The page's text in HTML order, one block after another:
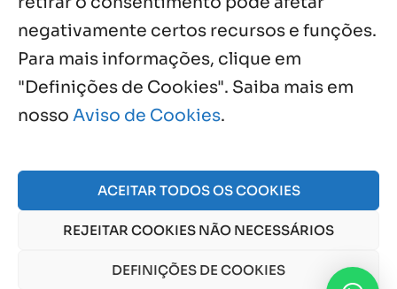
negativamente certos recursos e funções.
Para mais informações, clique em
"Definições de Cookies". Saiba mais em
nosso Aviso de Cookies.
ACEITAR TODOS OS COOKIES
REJEITAR COOKIES NÃO NECESSÁRIOS
DEFINIÇÕES DE COOKIES
Próximos Eventos
Agosto, 2026
da Esperança. CNPJ: 48555775000150 |
Aviso de Cookies
eAviso de Privacidade